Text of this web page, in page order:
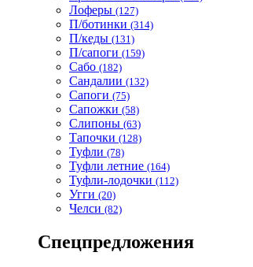
Лоферы (127)
П/ботинки (314)
П/кеды (131)
П/сапоги (159)
Сабо (182)
Сандалии (132)
Сапоги (75)
Сапожки (58)
Слипоны (63)
Тапочки (128)
Туфли (78)
Туфли летние (164)
Туфли-лодочки (112)
Угги (20)
Челси (82)
Спецпредложения